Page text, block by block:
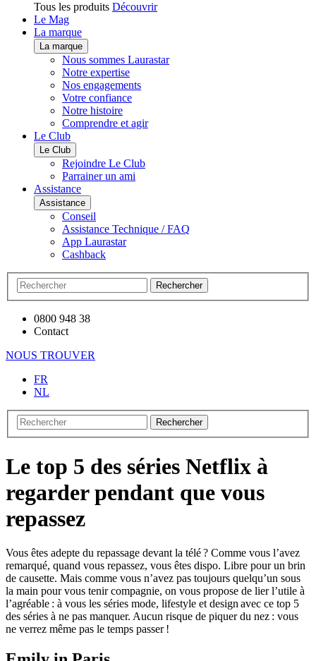
Tous les produits Découvrir
Le Mag
La marque
La marque
Nous sommes Laurastar
Notre expertise
Nos engagements
Votre confiance
Notre histoire
Comprendre et agir
Le Club
Le Club
Rejoindre Le Club
Parrainer un ami
Assistance
Assistance
Conseil
Assistance Technique / FAQ
App Laurastar
Cashback
Rechercher
0800 948 38
Contact
NOUS TROUVER
FR
NL
Rechercher
Le top 5 des séries Netflix à
regarder pendant que vous
repassez
Vous êtes adepte du repassage devant la télé ? Comme vous l’avez
remarqué, quand vous repassez, vous êtes dispo. Libre pour un brin
de causette. Mais comme vous n’avez pas toujours quelqu’un sous
la main pour vous tenir compagnie, on vous propose de lier l’utile à
l’agréable : à vous les séries mode, lifestyle et design avec ce top 5
des séries à ne pas manquer. Aucun risque de piquer du nez : vous
ne verrez même pas le temps passer !